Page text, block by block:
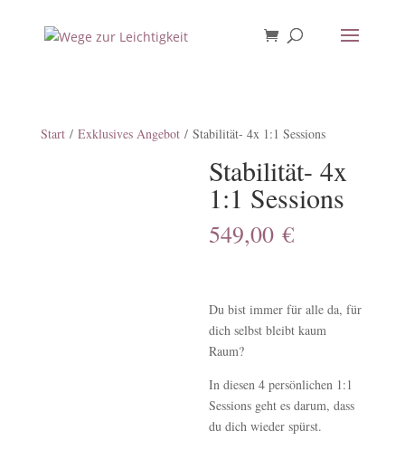
Start/ Exklusives Angebot/ Stabilität- 4x 1:1 Sessions
Stabilität- 4x
1:1 Sessions
549,00€
Du bist immer für alle da, für
dich selbst bleibt kaum
Raum?
In diesen 4 persönlichen 1:1
Sessions geht es darum, dass
du dich wieder spürst.